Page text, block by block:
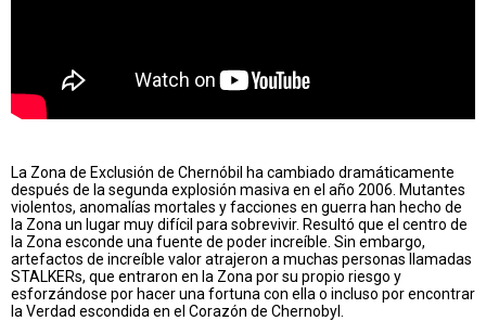
La Zona de Exclusión de Chernóbil ha cambiado dramáticamente
después de la segunda explosión masiva en el año 2006. Mutantes
violentos, anomalías mortales y facciones en guerra han hecho de
la Zona un lugar muy difícil para sobrevivir. Resultó que el centro de
la Zona esconde una fuente de poder increíble. Sin embargo,
artefactos de increíble valor atrajeron a muchas personas llamadas
STALKERs, que entraron en la Zona por su propio riesgo y
esforzándose por hacer una fortuna con ella o incluso por encontrar
la Verdad escondida en el Corazón de Chernobyl.